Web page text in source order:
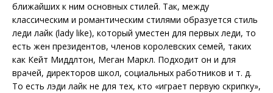
ближайших к ним основных стилей. Так, между
классическим и романтическим стилями образуется стиль
леди лайк (lady like), который уместен для первых леди, то
есть жен президентов, членов королевских семей, таких
как Кейт Миддлтон, Меган Маркл. Подходит он и для
врачей, директоров школ, социальных работников и т. д.
То есть лэди лайк не для тех, кто «играет первую скрипку»,